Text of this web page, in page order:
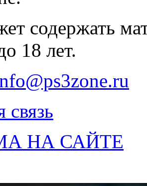
содержать
18 лет.
связь
НА САЙТЕ